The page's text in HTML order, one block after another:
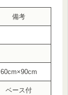
備考
60cm×90cm
ベース付